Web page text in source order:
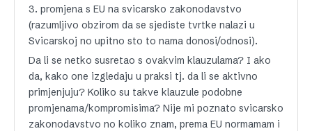
3. promjena s EU na svicarsko zakonodavstvo
(razumljivo obzirom da se sjediste tvrtke nalazi u
Svicarskoj no upitno sto to nama donosi/odnosi).
Da li se netko susretao s ovakvim klauzulama? I ako
da, kako one izgledaju u praksi tj. da li se aktivno
primjenjuju? Koliko su takve klauzule podobne
promjenama/kompromisima? Nije mi poznato svicarsko
zakonodavstvo no koliko znam, prema EU normamam i